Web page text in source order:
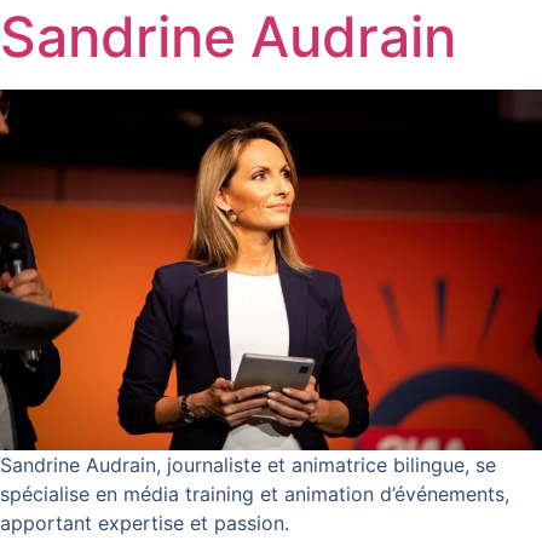
Sandrine Audrain
Sandrine Audrain, journaliste et animatrice bilingue, se
spécialise en média training et animation d’événements,
apportant expertise et passion.